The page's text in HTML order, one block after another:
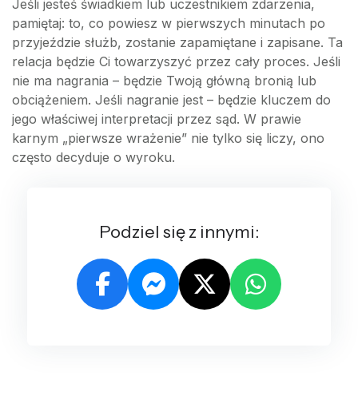
Jeśli jesteś świadkiem lub uczestnikiem zdarzenia,
pamiętaj: to, co powiesz w pierwszych minutach po
przyjeździe służb, zostanie zapamiętane i zapisane. Ta
relacja będzie Ci towarzyszyć przez cały proces. Jeśli
nie ma nagrania – będzie Twoją główną bronią lub
obciążeniem. Jeśli nagranie jest – będzie kluczem do
jego właściwej interpretacji przez sąd. W prawie
karnym „pierwsze wrażenie” nie tylko się liczy, ono
często decyduje o wyroku.
Podziel się z innymi: